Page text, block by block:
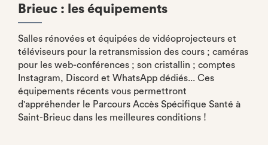
Brieuc : les équipements
Salles rénovées et équipées de vidéoprojecteurs et
téléviseurs pour la retransmission des cours ; caméras
pour les web-conférences ; son cristallin ; comptes
Instagram, Discord et WhatsApp dédiés... Ces
équipements récents vous permettront
d'appréhender le Parcours Accès Spécifique Santé à
Saint-Brieuc dans les meilleures conditions !